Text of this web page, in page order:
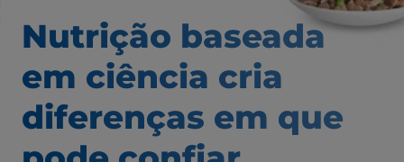
Nutrição baseada
em ciência cria
diferenças em que